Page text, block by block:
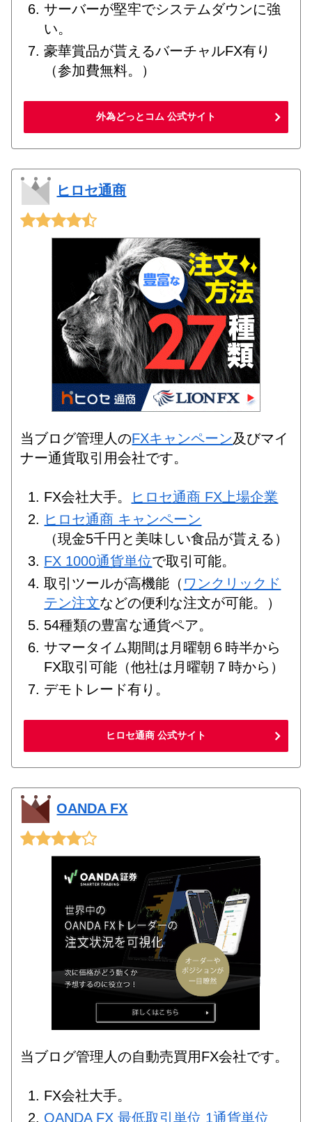
サーバーが堅牢でシステムダウンに強
い。
豪華賞品が貰えるバーチャルFX有り
（参加費無料。）
外為どっとコム 公式サイト
ヒロセ通商
当ブログ管理人のFXキャンペーン及びマイ
ナー通貨取引用会社です。
FX会社大手。
ヒロセ通商 FX上場企業
ヒロセ通商 キャンペーン
（現金5千円と美味しい食品が貰える）
FX 1000通貨単位で取引可能。
取引ツールが高機能（ ワンクリックド
テン注文などの便利な注文が可能。）
54種類の豊富な通貨ペア。
サマータイム期間は月曜朝６時半から
FX取引可能（他社は月曜朝７時から）
デモトレード有り。
ヒロセ通商 公式サイト
OANDA FX
当ブログ管理人の自動売買用FX会社です。
FX会社大手。
OANDA FX 最低取引単位 1通貨単位